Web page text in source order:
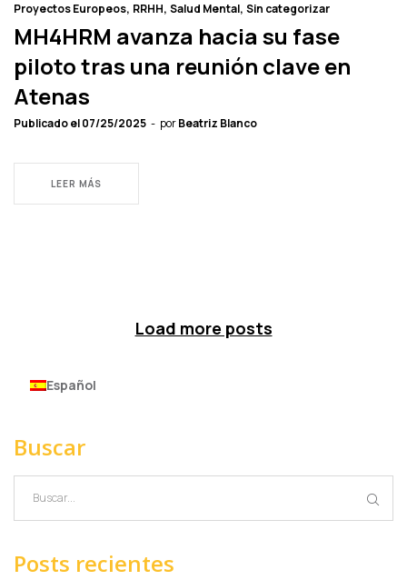
Proyectos Europeos RRHH Salud Mental Sin categorizar
MH4HRM avanza hacia su fase
piloto tras una reunión clave en
Atenas
Publicado el07/25/2025 porBeatriz Blanco
LEER MÁS
Load more posts
Español
Buscar
Posts recientes